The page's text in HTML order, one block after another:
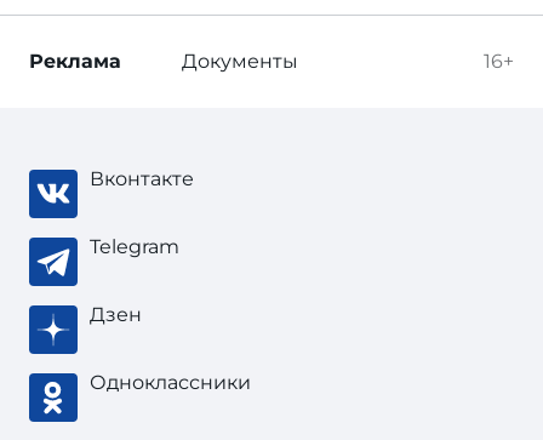
16+
Реклама Документы
Вконтакте
Telegram
Дзен
Одноклассники